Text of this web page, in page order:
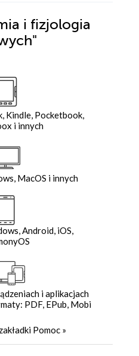
i fizjologia
Kindle, Pocketbook,
i innych
MacOS i innych
Android, iOS,
i aplikacjach
PDF, EPub, Mobi
Pomoc »